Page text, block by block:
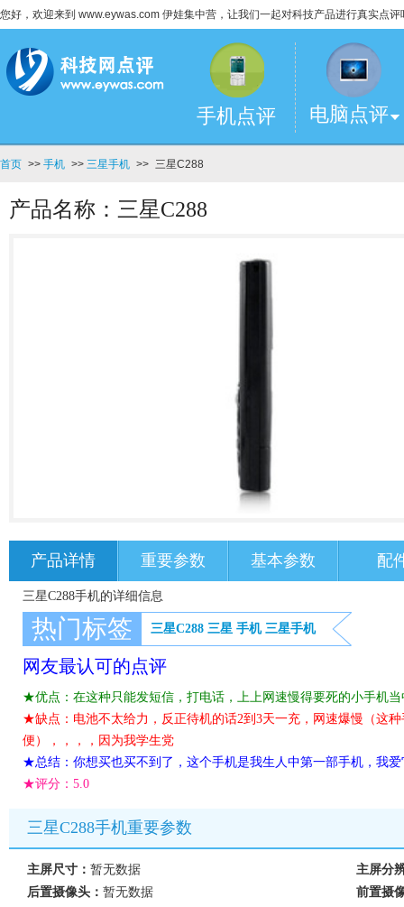
您好，欢迎来到 www.eywas.com 伊娃集中营，让我们一起对科技产品进行真实点评
手机点评 电脑点评
首页 >> 手机 >> 三星手机 >> 三星C288
产品名称：三星C288
产品详情 重要参数 基本参数 配
三星C288手机的详细信息
热门标签 三星C288 三星 手机 三星手机
网友最认可的点评
★优点：在这种只能发短信，打电话，上上网速慢得要死的小手机
★缺点：电池不太给力，反正待机的话2到3天一充，网速爆慢（这
便），，，，因为我学生党
★总结：你想买也买不到了，这个手机是我生人中第一部手机，我爱
★评分： 5.0
三星C288手机重要参数
主屏尺寸： 暂无数据
主屏分
后置摄像头： 暂无数据
前置摄